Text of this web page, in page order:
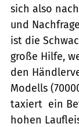
sich also
und
ist die
große Hilfe,
den
Modells
taxiert  ein
hohen